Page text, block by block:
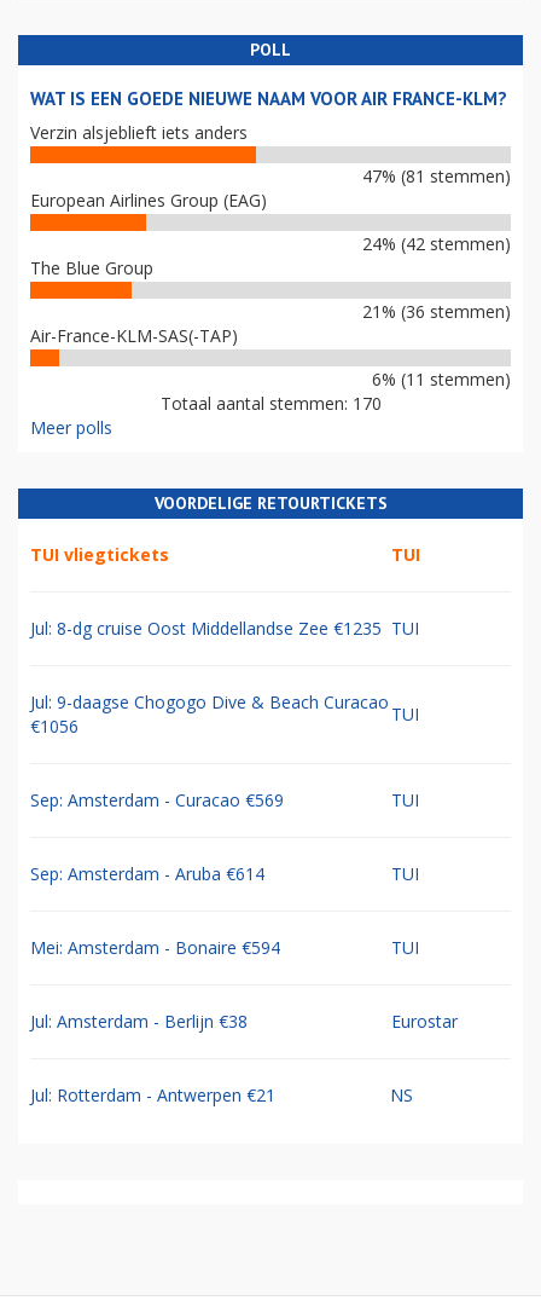
POLL
WAT IS EEN GOEDE NIEUWE NAAM VOOR AIR FRANCE-KLM?
Verzin alsjeblieft iets anders
47% (81 stemmen)
European Airlines Group (EAG)
24% (42 stemmen)
The Blue Group
21% (36 stemmen)
Air-France-KLM-SAS(-TAP)
6% (11 stemmen)
Totaal aantal stemmen: 170
Meer polls
VOORDELIGE RETOURTICKETS
TUI vliegtickets TUI
Jul: 8-dg cruise Oost Middellandse Zee €1235 TUI
Jul: 9-daagse Chogogo Dive & Beach Curacao
€1056
TUI
Sep: Amsterdam - Curacao €569 TUI
Sep: Amsterdam - Aruba €614 TUI
Mei: Amsterdam - Bonaire €594 TUI
Jul: Amsterdam - Berlijn €38 Eurostar
Jul: Rotterdam - Antwerpen €21 NS